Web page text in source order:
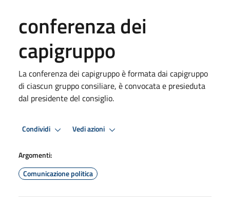
conferenza dei
capigruppo
La conferenza dei capigruppo è formata dai capigruppo
di ciascun gruppo consiliare, è convocata e presieduta
dal presidente del consiglio.
Condividi Vedi azioni
Argomenti:
Comunicazione politica